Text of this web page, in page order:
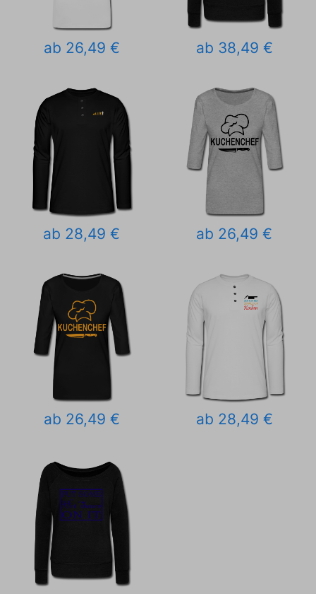
ab 26,49 € ab 38,49 €
ab 28,49 € ab 26,49 €
ab 26,49 € ab 28,49 €